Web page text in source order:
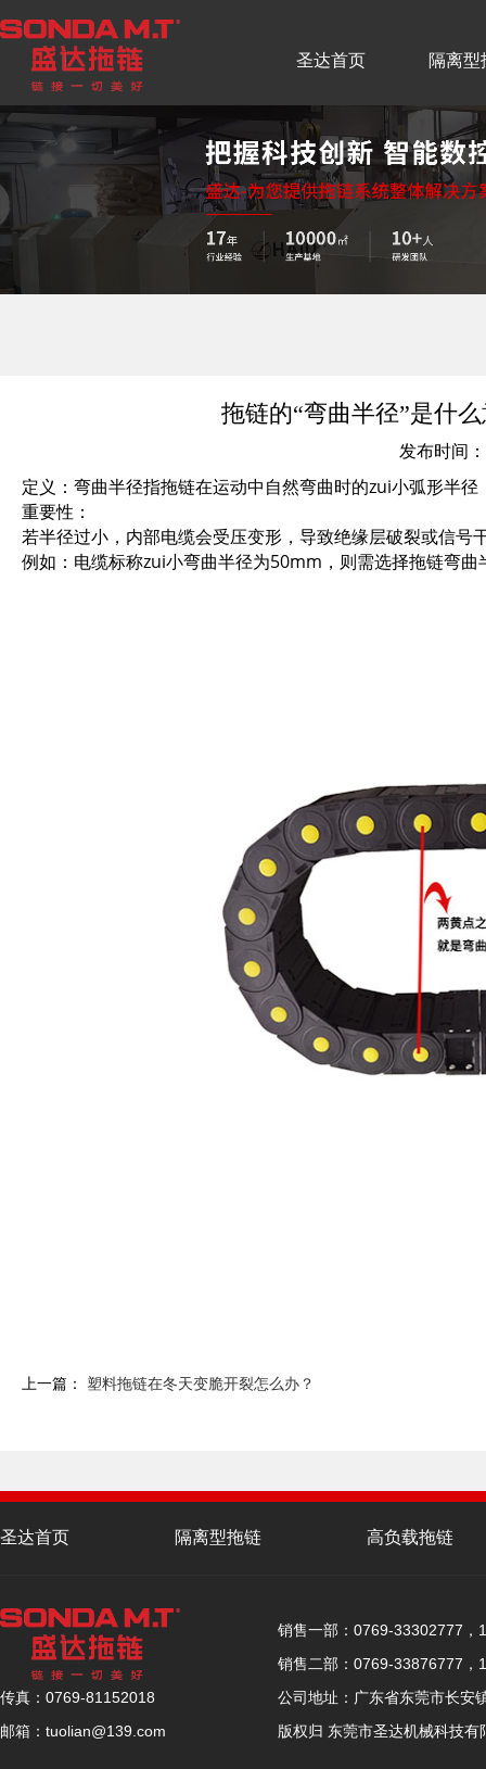
圣达首页 隔离型
拖链的“弯曲半径”是什
发布时间
定义：弯曲半径指拖链在运动中自然弯曲时的zui小弧形半
重要性：
若半径过小，内部电缆会受压变形，导致绝缘层破裂或信号
例如：电缆标称zui小弯曲半径为50mm，则需选择拖链弯
上一篇： 塑料拖链在冬天变脆开裂怎么办？
圣达首页 隔离型拖链 高负载拖链
联系圣达
传真：0769-81152018
邮箱：tuolian@139.com
销售一部：0769-33302777，
销售二部：0769-33876777，
公司地址：广东省东莞市长安
版权归 东莞市圣达机械科技有